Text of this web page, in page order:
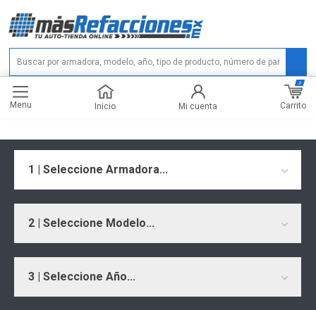
Menu Inicio Mi cuenta Carrito
0
1 | Seleccione Armadora...
2 | Seleccione Modelo...
3 | Seleccione Año...